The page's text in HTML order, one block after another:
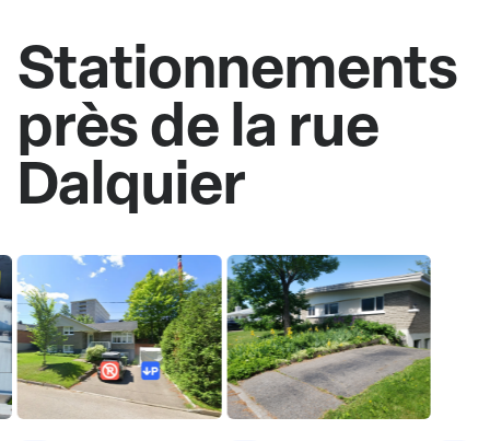
Stationnements
près de la rue
Dalquier